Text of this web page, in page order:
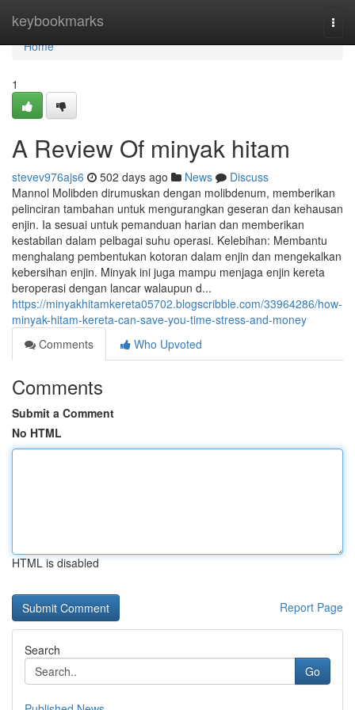
keybookmarks
Home
Home
1
A Review Of minyak hitam
stevev976ajs6 502 days ago News
Discuss
Mannol Molibden dirumuskan dengan molibdenum, memberikan
pelinciran tambahan untuk mengurangkan geseran dan kehausan
enjin. Ia sesuai untuk pemanduan harian dan memberikan
kestabilan dalam pelbagai suhu operasi. Kelebihan: Membantu
menghalang pembentukan kotoran dalam enjin dan mengekalkan
kebersihan enjin. Minyak ini juga mampu menjaga enjin kereta
beroperasi dengan lancar walaupun d...
https://minyakhitamkereta05702.blogscribble.com/33964286/how-
minyak-hitam-kereta-can-save-you-time-stress-and-money
Comments
Who Upvoted
Comments
Submit a Comment
No HTML
HTML is disabled
Report Page
Search
Go